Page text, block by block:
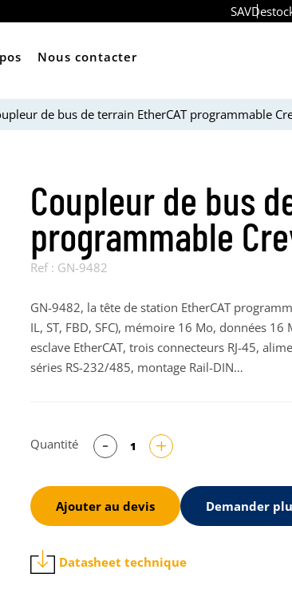
SAV
Nous contacter
de bus de terrain EtherCAT programmable
Coupleur de bus
programmable
Ref : GN-9482
GN-9482, la tête de station EtherCAT
IL, ST, FBD, SFC), mémoire 16 Mo, données
esclave EtherCAT, trois connecteurs RJ-45,
séries RS-232/485, montage Rail-DIN…
Quantité
Ajouter au devis Demander
Datasheet technique